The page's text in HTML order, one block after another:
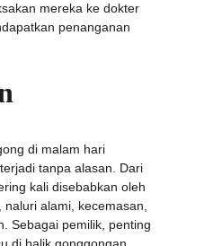
mereka ke dokter
penanganan
di malam hari
tanpa alasan. Dari
kali disebabkan oleh
alami, kecemasan,
Sebagai pemilik, penting